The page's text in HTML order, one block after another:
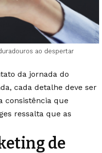
ao despertar
da jornada do
cada detalhe deve ser
consistência que
ressalta que as
de